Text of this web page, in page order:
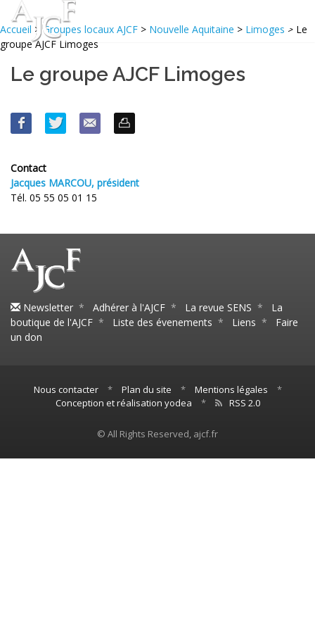
Accueil >Groupes locaux AJCF > Nouvelle Aquitaine > Limoges > Le
groupe AJCF Limoges
Le groupe AJCF Limoges
Contact
Jacques MARCOU, président
Tél. 05 55 05 01 15
Newsletter * Adhérer à l'AJCF * La revue SENS * La
boutique de l'AJCF * Liste des évenements * Liens * Faire
un don
Nous contacter * Plan du site * Mentions légales
*
Conception et réalisation yodea
* RSS 2.0
© All Rights Reserved, ajcf.fr